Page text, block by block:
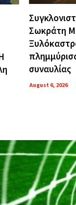
Σωκράτη
συναυλίας
August 6, 2026